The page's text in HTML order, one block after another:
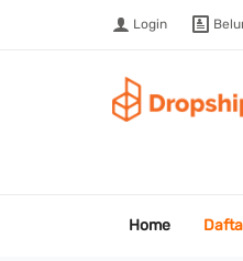
Login
Home